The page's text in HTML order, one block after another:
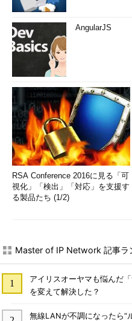
AngularJS
RSA Conference 2016に見る「可
視化」「検出」「対応」を支援す
る製品たち (1/2)
Master of IP Network 記事ラ
アイリスオーヤマも悩んだ
を変えて解決した？
無線LANが不調になったら“